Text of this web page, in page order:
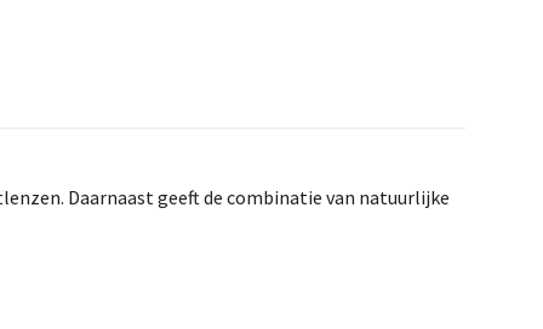
Daarnaast geeft de combinatie van natuurlijke